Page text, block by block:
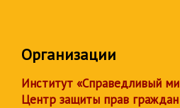
Организации
Институт «Справедливый
Центр защиты прав граждан